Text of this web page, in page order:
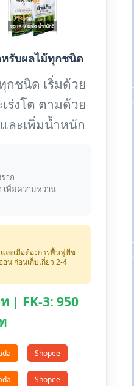
หรับผลไม้ทุกชนิด
ชนิด เริ่มด้วย
ร่งโต ตามด้วย
ละเพิ่มน้ำหนัก
ราก
เพิ่มความหวาน
ละเมื่อต้องการฟื้นฟูพืช
อน ก่อนเก็บเกี่ยว 2-4
| FK-3: 950
Shopee
Shopee